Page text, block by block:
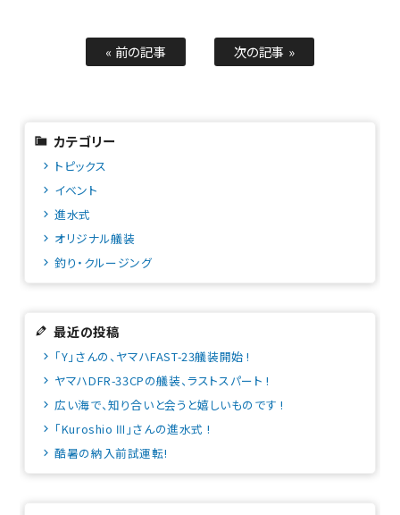
« 前の記事 次の記事 »
カテゴリー
トピックス
イベント
進水式
オリジナル艤装
釣り・クルージング
最近の投稿
「Y」さんの、ヤマハFAST-23艤装開始 !
ヤマハDFR-33CPの艤装、ラストスパート !
広い海で、知り合いと会うと嬉しいものです !
「Kuroshio Ⅲ」さんの進水式 !
酷暑の納入前試運転!